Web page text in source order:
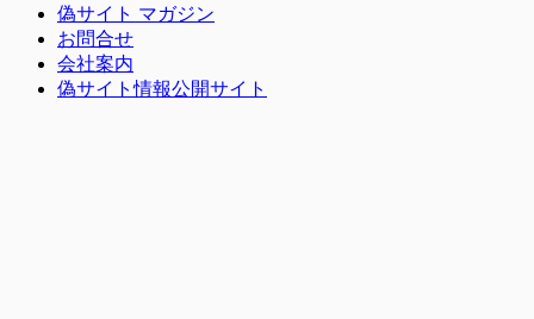
偽サイト マガジン
お問合せ
会社案内
偽サイト情報公開サイト